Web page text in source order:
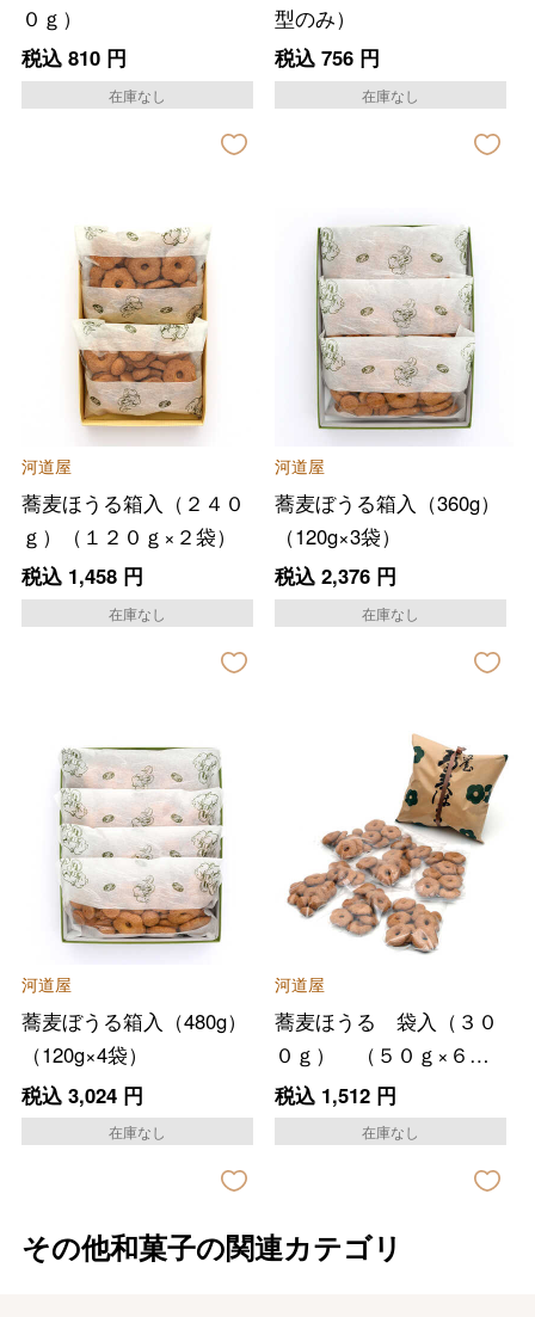
０ｇ）
税込 810円
在庫なし
型のみ）
税込 756円
在庫なし
河道屋
蕎麦ほうる箱入（２４０
ｇ）（１２０ｇ×２袋）
税込 1,458円
在庫なし
河道屋
蕎麦ぼうる箱入（360g）
（120g×3袋）
税込 2,376円
在庫なし
河道屋
蕎麦ぼうる箱入（480g）
（120g×4袋）
税込 3,024円
在庫なし
河道屋
蕎麦ほうる 袋入（３０
０ｇ） （５０ｇ×６
袋）
税込 1,512円
在庫なし
その他和菓子の関連カテゴリ